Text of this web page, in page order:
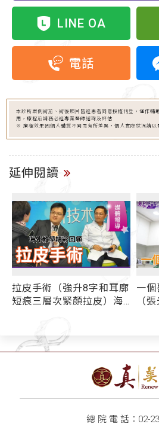
LINE OA
電話
本診所案例術前、術後照片皆經患者同意授權刊登，僅作輔
用，療程前請務必經專業醫師諮詢及評估
※ 療程效果因個人體質不同而有所差異，個人實際狀況請以
延伸閱讀
拉皮手術（強升8字和耳廓
短痕三層次緊顏拉皮）海
一
（
總 院 電 話： 02-